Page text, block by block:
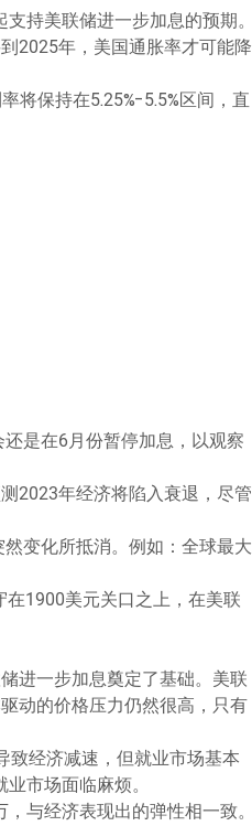
持美联储进一步加息的预期。
2025年，美国通胀率才可能降
将保持在5.25%-5.5%区间，直
是在6月份暂停加息，以观察
2023年经济将陷入衰退，尽管
变化所抵消。例如：全球最大
1900美元关口之上，在美联
进一步加息奠定了基础。美联
动的价格压力仍然很高，只有
致经济减速，但就业市场基本
市场面临麻烦。
与经济表现出的弹性相一致。